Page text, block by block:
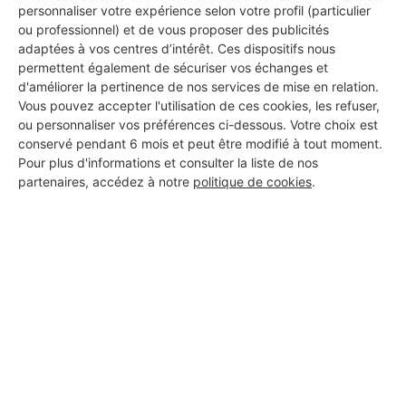
personnaliser votre expérience selon votre profil (particulier
ou professionnel) et de vous proposer des publicités
adaptées à vos centres d’intérêt. Ces dispositifs nous
permettent également de sécuriser vos échanges et
d'améliorer la pertinence de nos services de mise en relation.
Vous pouvez accepter l'utilisation de ces cookies, les refuser,
ou personnaliser vos préférences ci-dessous. Votre choix est
conservé pendant 6 mois et peut être modifié à tout moment.
Pour plus d'informations et consulter la liste de nos
partenaires, accédez à notre politique de cookies.